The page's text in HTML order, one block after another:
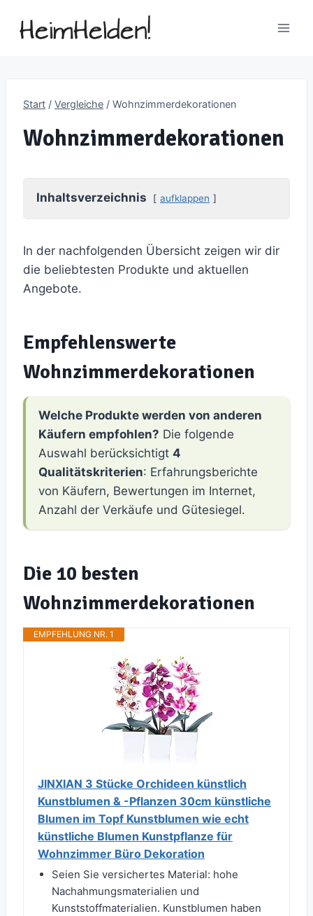
Inhalt
Start / Vergleiche / Wohnzimmerdekorationen
Wohnzimmerdekorationen
Inhaltsverzeichnis aufklappen
In der nachfolgenden Übersicht zeigen wir dir
die beliebtesten Produkte und aktuellen
Angebote.
Empfehlenswerte
Wohnzimmerdekorationen
Welche Produkte werden von anderen
Käufern empfohlen? Die folgende
Auswahl berücksichtigt 4
Qualitätskriterien: Erfahrungsberichte
von Käufern, Bewertungen im Internet,
Anzahl der Verkäufe und Gütesiegel.
Die 10 besten
Wohnzimmerdekorationen
EMPFEHLUNG NR. 1
JINXIAN 3 Stücke Orchideen künstlich
Kunstblumen & -Pflanzen 30cm künstliche
Blumen im Topf Kunstblumen wie echt
künstliche Blumen Kunstpflanze für
Wohnzimmer Büro Dekoration
Seien Sie versichertes Material: hohe
Nachahmungsmaterialien und
Kunststoffmaterialien. Kunstblumen haben